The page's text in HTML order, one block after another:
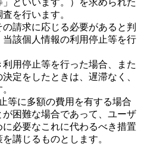
を行います。
請求に応じる必要があると判
該個人情報の利用停止等を行
用停止等を行った場合、また
定をしたときは、遅滞なく、
等に多額の費用を有する場合
困難な場合であって、ユーザ
必要なこれに代わるべき措置
講じるものとします。